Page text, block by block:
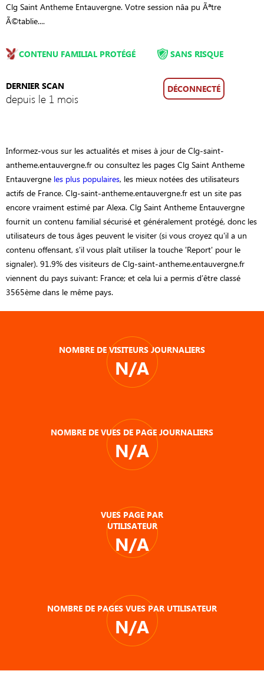
Clg Saint Antheme Entauvergne. Votre session nâa pu Ãªtre
Ã©tablie....
CONTENU FAMILIAL PROTÉGÉ
DERNIER SCAN
depuis le 1 mois
SANS RISQUE
DÉCONNECTÉ
Informez-vous sur les actualités et mises à jour de Clg-saint-
antheme.entauvergne.fr ou consultez les pages Clg Saint Antheme
Entauvergne les plus populaires, les mieux notées des utilisateurs
actifs de France. Clg-saint-antheme.entauvergne.fr est un site pas
encore vraiment estimé par Alexa. Clg Saint Antheme Entauvergne
fournit un contenu familial sécurisé et généralement protégé, donc les
utilisateurs de tous âges peuvent le visiter (si vous croyez qu'il a un
contenu offensant, s'il vous plaît utiliser la touche 'Report' pour le
signaler). 91.9% des visiteurs de Clg-saint-antheme.entauvergne.fr
viennent du pays suivant: France; et cela lui a permis d’être classé
3565ème dans le même pays.
NOMBRE DE VISITEURS JOURNALIERS
N/A
NOMBRE DE VUES DE PAGE JOURNALIERS
N/A
VUES PAGE PAR
UTILISATEUR
N/A
NOMBRE DE PAGES VUES PAR UTILISATEUR
N/A